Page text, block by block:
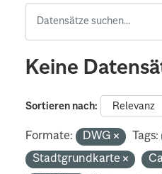
Keine
Sortieren nach
Formate: DWG Tags:
Stadtgrundkarte